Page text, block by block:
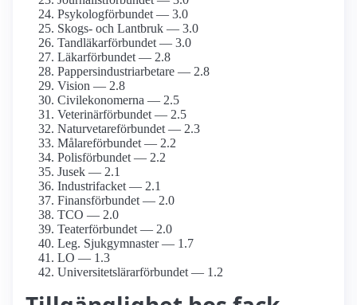
Psykolog­förbundet — 3.0
Skogs- och Lantbruk — 3.0
Tandläkar­förbundet — 3.0
Läkarförbundet — 2.8
Pappersindustri­arbetare — 2.8
Vision — 2.8
Civil­ekonomerna — 2.5
Veterinärförbundet — 2.5
Naturvetare­förbundet — 2.3
Målare­förbundet — 2.2
Polisförbundet — 2.2
Jusek — 2.1
Industrifacket — 2.1
Finans­förbundet — 2.0
TCO — 2.0
Teater­förbundet — 2.0
Leg. Sjukgymnaster — 1.7
LO — 1.3
Universitetslärar­förbundet — 1.2